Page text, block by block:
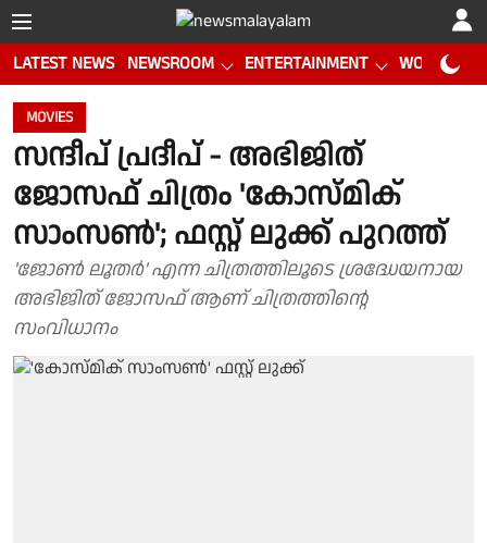
LATEST NEWS NEWSROOM ENTERTAINMENT WORLD CUP
MOVIES
സന്ദീപ് പ്രദീപ് - അഭിജിത്
ജോസഫ് ചിത്രം 'കോസ്മിക്
സാംസൺ'; ഫസ്റ്റ് ലുക്ക് പുറത്ത്
'ജോൺ ലൂതർ' എന്ന ചിത്രത്തിലൂടെ ശ്രദ്ധേയനായ
അഭിജിത് ജോസഫ് ആണ് ചിത്രത്തിന്റെ
സംവിധാനം